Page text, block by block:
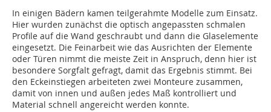
In einigen Bädern kamen teilgerahmte Modelle zum Einsatz.
Hier wurden zunächst die optisch angepassten schmalen
Profile auf die Wand geschraubt und dann die Glaselemente
eingesetzt. Die Feinarbeit wie das Ausrichten der Elemente
oder Türen nimmt die meiste Zeit in Anspruch, denn hier ist
besondere Sorgfalt gefragt, damit das Ergebnis stimmt. Bei
den Eckeinstiegen arbeiteten zwei Monteure zusammen,
damit von innen und außen jedes Maß kontrolliert und
Material schnell angereicht werden konnte.